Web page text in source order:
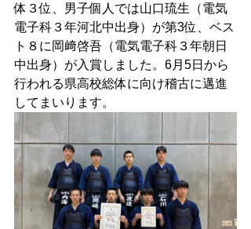
体３位、男子個人では山口琉生（電気
電子科３年河北中出身）が第3位、ベス
ト８に岡﨑啓吾（電気電子科３年朝日
中出身）が入賞しました。6月5日から
行われる県高校総体に向け稽古に邁進
してまいります。